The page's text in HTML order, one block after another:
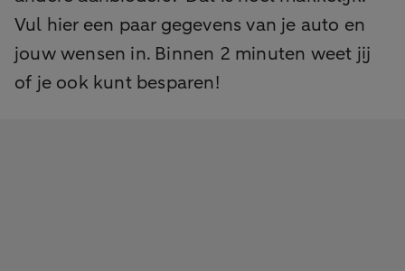
Vul hier een paar gegevens van je auto en
jouw wensen in. Binnen 2 minuten weet jij
of je ook kunt besparen!